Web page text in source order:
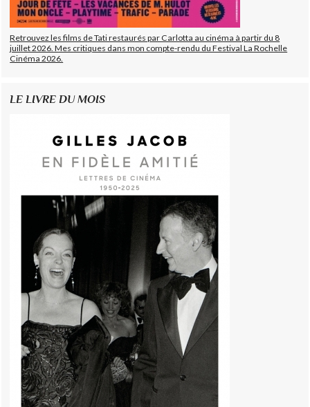
Retrouvez les films de Tati restaurés par Carlotta au cinéma à partir du 8
juillet 2026. Mes critiques dans mon compte-rendu du Festival La Rochelle
Cinéma 2026.
LE LIVRE DU MOIS